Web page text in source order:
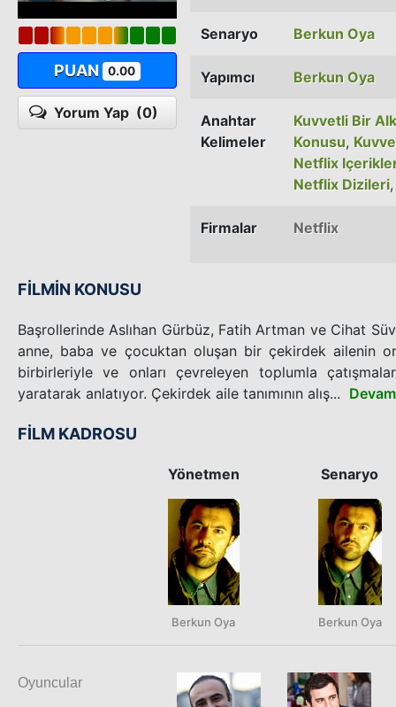
PUAN 0.00
Yorum Yap (0)
Senaryo Berkun Oya
Yapımcı Berkun Oya
Anahtar
Kelimeler
Kuvvetli Bir
Konusu,
Netflix
Netflix Dizileri
Firmalar Netflix
FİLMİN KONUSU
Başrollerinde Aslıhan Gürbüz, Fatih Artman ve Cihat
anne, baba ve çocuktan oluşan bir çekirdek ailenin
birbirleriyle ve onları çevreleyen toplumla
yaratarak anlatıyor. Çekirdek aile tanımının alış...
FİLM KADROSU
Yönetmen
Berkun Oya
Senaryo
Berkun Oya
Oyuncular